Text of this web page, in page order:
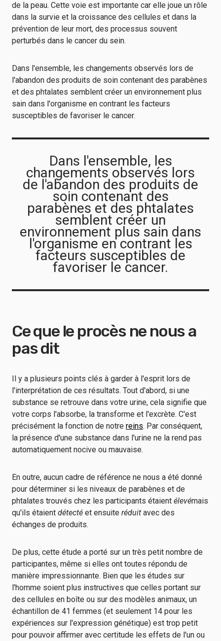
de la peau. Cette voie est importante car elle joue un rôle
dans la survie et la croissance des cellules et dans la
prévention de leur mort, des processus souvent
perturbés dans le cancer du sein.
Dans l'ensemble, les changements observés lors de
l'abandon des produits de soin contenant des parabènes
et des phtalates semblent créer un environnement plus
sain dans l'organisme en contrant les facteurs
susceptibles de favoriser le cancer.
Dans l'ensemble, les
changements observés lors
de l'abandon des produits de
soin contenant des
parabènes et des phtalates
semblent créer un
environnement plus sain dans
l'organisme en contrant les
facteurs susceptibles de
favoriser le cancer.
Ce que le procès ne nous a
pas dit
Il y a plusieurs points clés à garder à l'esprit lors de
l'interprétation de ces résultats. Tout d'abord, si une
substance se retrouve dans votre urine, cela signifie que
votre corps l'absorbe, la transforme et l'excrète. C'est
précisément la fonction de notre reins. Par conséquent,
la présence d'une substance dans l'urine ne la rend pas
automatiquement nocive ou mauvaise.
En outre, aucun cadre de référence ne nous a été donné
pour déterminer si les niveaux de parabènes et de
phtalates trouvés chez les participants étaient élevémais
qu'ils étaient détecté et ensuite réduit avec des
échanges de produits.
De plus, cette étude a porté sur un très petit nombre de
participantes, même si elles ont toutes répondu de
manière impressionnante. Bien que les études sur
l'homme soient plus instructives que celles portant sur
des cellules en boîte ou sur des modèles animaux, un
échantillon de 41 femmes (et seulement 14 pour les
expériences sur l'expression génétique) est trop petit
pour pouvoir affirmer avec certitude les effets de l'un ou